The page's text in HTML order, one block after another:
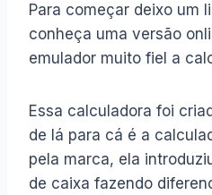
Para começar deixo um
conheça uma versão
emulador muito fiel a
Essa calculadora foi
de lá para cá é a
pela marca, ela
de caixa fazendo